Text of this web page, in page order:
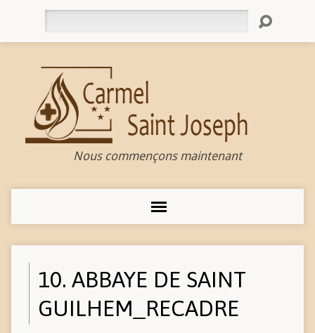
Nous commençons maintenant
10. ABBAYE DE SAINT
GUILHEM_RECADRE